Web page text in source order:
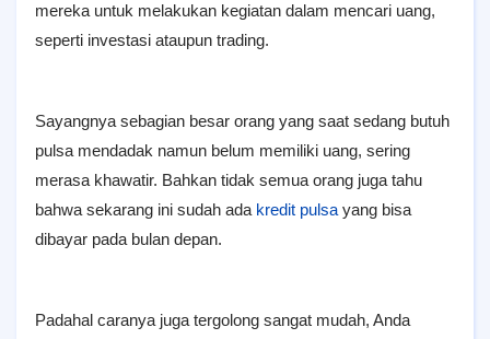
mereka untuk melakukan kegiatan dalam mencari uang,
seperti investasi ataupun trading.
Sayangnya sebagian besar orang yang saat sedang butuh
pulsa mendadak namun belum memiliki uang, sering
merasa khawatir. Bahkan tidak semua orang juga tahu
bahwa sekarang ini sudah ada kredit pulsa yang bisa
dibayar pada bulan depan.
Padahal caranya juga tergolong sangat mudah, Anda